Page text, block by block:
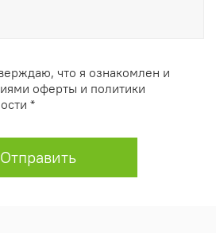
что я ознакомлен и
оферты и политики
*
Отправить